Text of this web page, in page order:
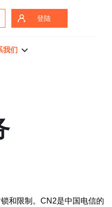
登陆
我们
和限制。CN2是中国电信的